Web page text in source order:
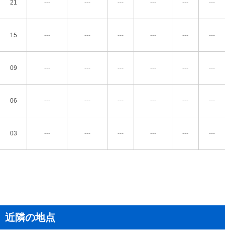
21 --- --- --- --- --- ---
15 --- --- --- --- --- ---
09 --- --- --- --- --- ---
06 --- --- --- --- --- ---
03 --- --- --- --- --- ---
近隣の地点